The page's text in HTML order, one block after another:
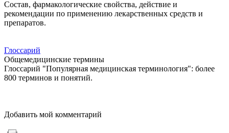
Состав, фармакологические свойства, действие и
рекомендации по применению лекарственных средств и
препаратов.
Глоссарий
Общемедицинские термины
Глоссарий "Популярная медицинская терминология": более
800 терминов и понятий.
Добавить мой комментарий